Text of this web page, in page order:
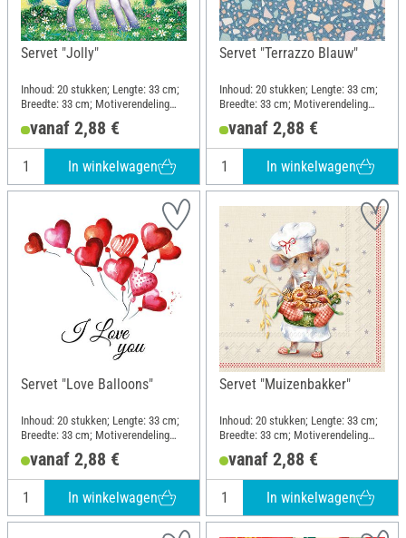
Servet "Jolly"
Inhoud: 20 stukken; Lengte: 33 cm;
Breedte: 33 cm; Motiverendeling
kwartmotief; Materiaal: Papier
vanaf 2,88 €
In winkelwagen
Servet "Terrazzo Blauw"
Inhoud: 20 stukken; Lengte: 33 cm;
Breedte: 33 cm; Motiverendeling
geheel motief; Materiaal: Papier
vanaf 2,88 €
In winkelwagen
Servet "Love Balloons"
Inhoud: 20 stukken; Lengte: 33 cm;
Breedte: 33 cm; Motiverendeling
kwartmotief; Materiaal: Papier
vanaf 2,88 €
In winkelwagen
Servet "Muizenbakker"
Inhoud: 20 stukken; Lengte: 33 cm;
Breedte: 33 cm; Motiverendeling
kwartmotief; Materiaal: Papier
vanaf 2,88 €
In winkelwagen